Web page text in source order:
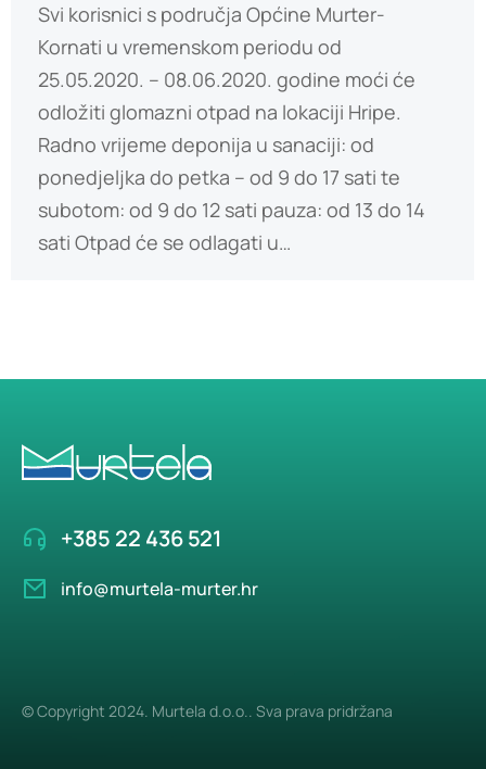
Svi korisnici s područja Općine Murter-
Kornati u vremenskom periodu od
25.05.2020. – 08.06.2020. godine moći će
odložiti glomazni otpad na lokaciji Hripe.
Radno vrijeme deponija u sanaciji: od
ponedjeljka do petka – od 9 do 17 sati te
subotom: od 9 do 12 sati pauza: od 13 do 14
sati Otpad će se odlagati u…
+385 22 436 521
info@murtela-murter.hr
© Copyright 2024. Murtela d.o.o.. Sva prava pridržana